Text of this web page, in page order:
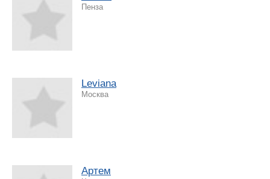
Пенза
Leviana
Москва
Артем